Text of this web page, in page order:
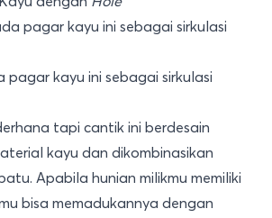
pagar kayu ini sebagai sirkulasi
tapi cantik ini berdesain
kayu dan dikombinasikan
Apabila hunian milikmu memiliki
bisa memadukannya dengan